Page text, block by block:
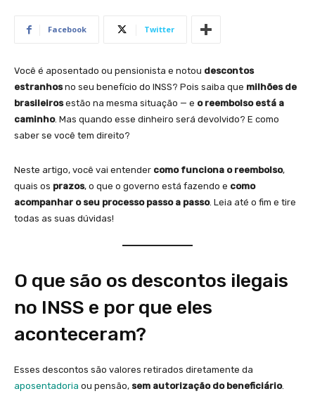
Facebook Twitter
Você é aposentado ou pensionista e notou descontos
estranhosno seu benefício do INSS? Pois saiba que milhões de
brasileirosestão na mesma situação — e o reembolso está a
caminho. Mas quando esse dinheiro será devolvido? E como
saber se você tem direito?
Neste artigo, você vai entender como funciona o reembolso,
quais os prazos, o que o governo está fazendo e como
acompanhar o seu processo passo a passo. Leia até o fim e tire
todas as suas dúvidas!
O que são os descontos ilegais
no INSS e por que eles
aconteceram?
Esses descontos são valores retirados diretamente da
aposentadoria ou pensão, sem autorização do beneficiário.